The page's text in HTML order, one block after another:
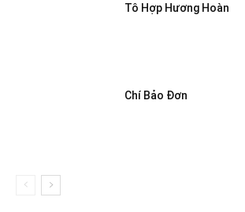
Tô Hợp Hương Hoàn
Chí Bảo Đơn